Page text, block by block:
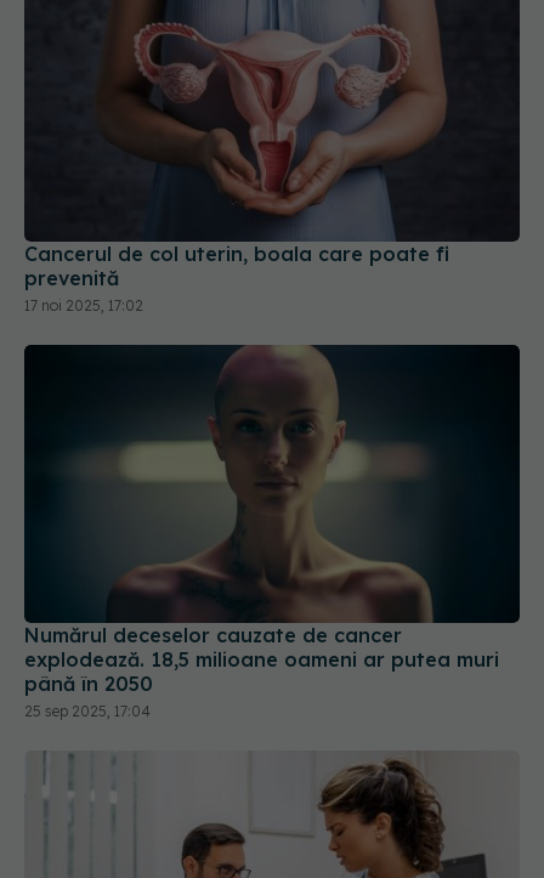
Cancerul de col uterin, boala care poate fi
prevenită
17 noi 2025, 17:02
Numărul deceselor cauzate de cancer
explodează. 18,5 milioane oameni ar putea muri
până în 2050
25 sep 2025, 17:04